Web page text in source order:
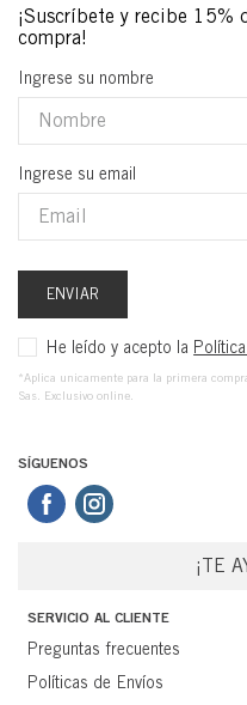
Ingrese su nombre
Ingrese su email
ENVIAR
He leído y acepto la
*Aplica unicamente para la primera
Sas. Exclusivo online.
SÍGUENOS
¡TE
SERVICIO AL CLIENTE
Preguntas frecuentes
Políticas de Envíos